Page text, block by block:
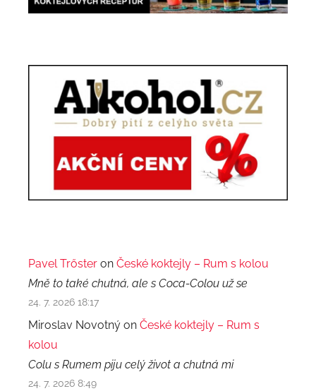
Pavel Trőster on České koktejly – Rum s kolou
Mně to také chutná, ale s Coca-Colou už se
24. 7. 2026 18:17
Miroslav Novotný on České koktejly – Rum s
kolou
Colu s Rumem piju celý život a chutná mi
24. 7. 2026 8:49